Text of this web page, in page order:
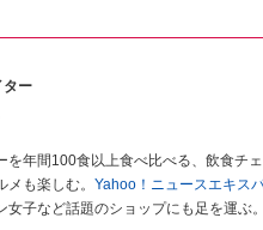
ター
を年間100食以上食べ比べる、飲食チ
も楽しむ。 Yahoo！ニュースエキス
女子など話題のショップにも足を運ぶ